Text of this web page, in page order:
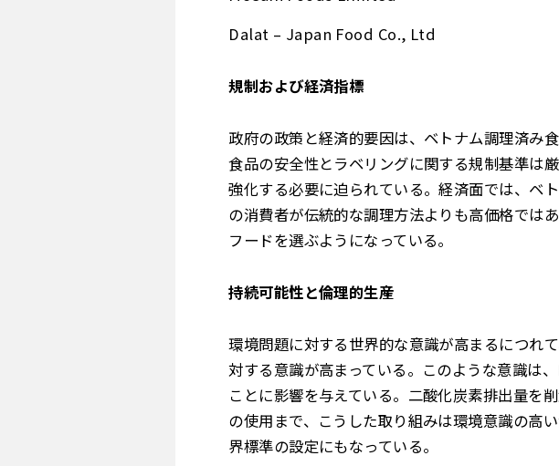
Dalat – Japan Food Co., Ltd
規制および経済指標
政府の政策と経済的要因は、ベトナム調理済み
食品の安全性とラベリングに関する規制基準は
強化する必要に迫られている。経済面では、ベ
の消費者が伝統的な調理方法よりも高価格では
フードを選ぶようになっている。
持続可能性と倫理的生産
環境問題に対する世界的な意識が高まるにつれ
対する意識が高まっている。このような意識は
ことに影響を与えている。二酸化炭素排出量を
の使用まで、こうした取り組みは環境意識の高
界標準の設定にもなっている。